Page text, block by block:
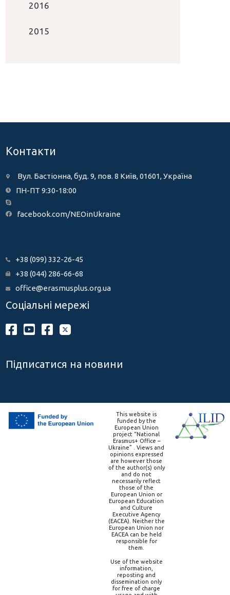
2016
2015
Контакти
Вул. Бастіонна, буд. 9, пов. 8 Київ, 01601, Україна
ПН-ПТ 9:30-18:00
facebook.com/NEOinUkraine
+38 (099) 332-26-45
+38 (044) 286-66-68
office@erasmusplus.org.ua
Соціальні мережі
Підписатися на новини
This website is
funded by the
European Union
project “National
Erasmus+ Office –
Ukraine” . Views and
opinions expressed
are however those
of the author(s) only
and do not
necessarily reflect
those of the
European Union or
European Education
and Culture
Executive Agency
(EACEA). Neither the
European Union nor
EACEA can be held
responsible for
them.
Use of the website
information,
reposting and
dissemination only
for free of charge